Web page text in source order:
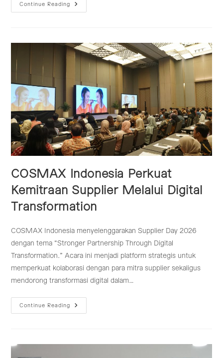
Continue Reading
Mendukung
Tata
COSMAX Indonesia Perkuat
Kemitraan Supplier Melalui Digital
Transformation
COSMAX Indonesia menyelenggarakan Supplier Day 2026
dengan tema “Stronger Partnership Through Digital
Transformation.” Acara ini menjadi platform strategis untuk
memperkuat kolaborasi dengan para mitra supplier sekaligus
mendorong transformasi digital dalam…
Continue Reading
COSMAX
Indonesia